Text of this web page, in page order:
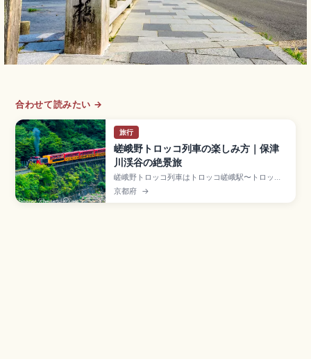
合わせて読みたい →
旅行
嵯峨野トロッコ列車の楽しみ方｜保津
川渓谷の絶景旅
嵯峨野トロッコ列車はトロッコ嵯峨駅〜トロッコ
亀岡駅約7.3kmを結ぶ観光列車で、保津川渓谷沿
いの絶景を約25分で楽しめる人気の観光列車で
京都府 →